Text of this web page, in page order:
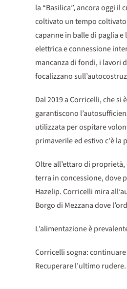
la “Basilica”, ancora oggi
coltivato un tempo
capanne in balle di paglia
elettrica e connessione
mancanza di fondi, i lavori
focalizzano
Dal 2019 a Corricelli, che
garantiscono
utilizzata per ospitare
primaverile ed estivo c'è la
Oltre all’ettaro di
terra in concessione, dove
Hazelip. Corricelli mira
Borgo di Mezzana dove
L’alimentazione è
Corricelli sogna:
Recuperare l’ultimo